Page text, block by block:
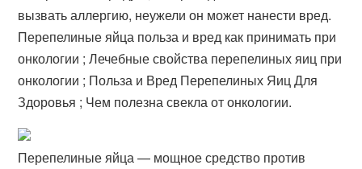
вызвать аллергию, неужели он может нанести вред.
Перепелиные яйца польза и вред как принимать при
онкологии ; Лечебные свойства перепелиных яиц при
онкологии ; Польза и Вред Перепелиных Яиц Для
Здоровья ; Чем полезна свекла от онкологии.
Перепелиные яйца — мощное средство против